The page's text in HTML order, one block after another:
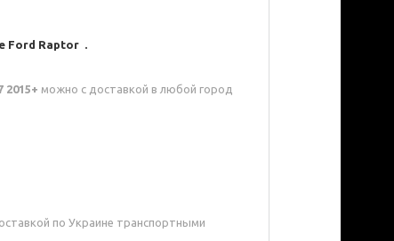
Ford Raptor.
2015+ можно с доставкой в любой город
по Украине транспортными